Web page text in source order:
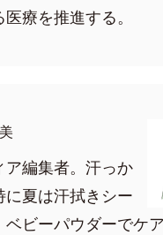
療を推進する。
ア編集者。汗っか
に夏は汗拭きシー
ベビーパウダーでケ